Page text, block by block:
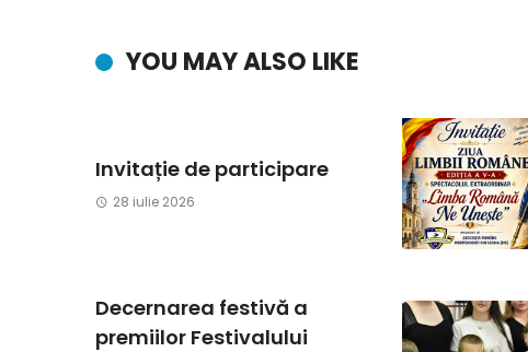
YOU MAY ALSO LIKE
Invitație de participare
28 iulie 2026
Decernarea festivă a
premiilor Festivalului